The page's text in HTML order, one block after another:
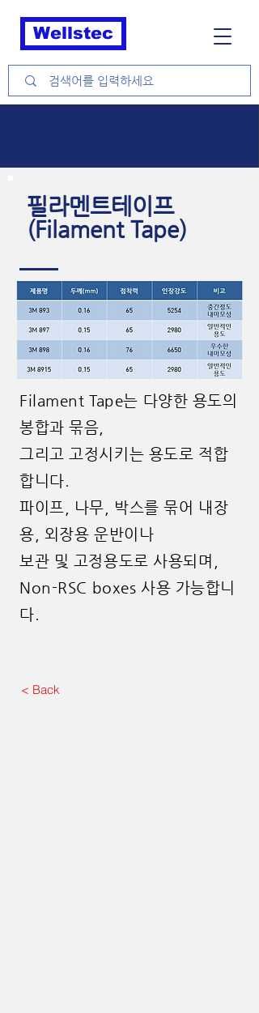
Wellstec
필라멘트테이프
(Filament Tape)
Filament Tape는 다양한 용도의
봉합과 묶음,
그리고 고정시키는 용도로 적합
합니다.
파이프, 나무, 박스를 묶어 내장
용, 외장용 운반이나
보관 및 고정용도로 사용되며,
Non-RSC boxes 사용 가능합니
다.
< Back